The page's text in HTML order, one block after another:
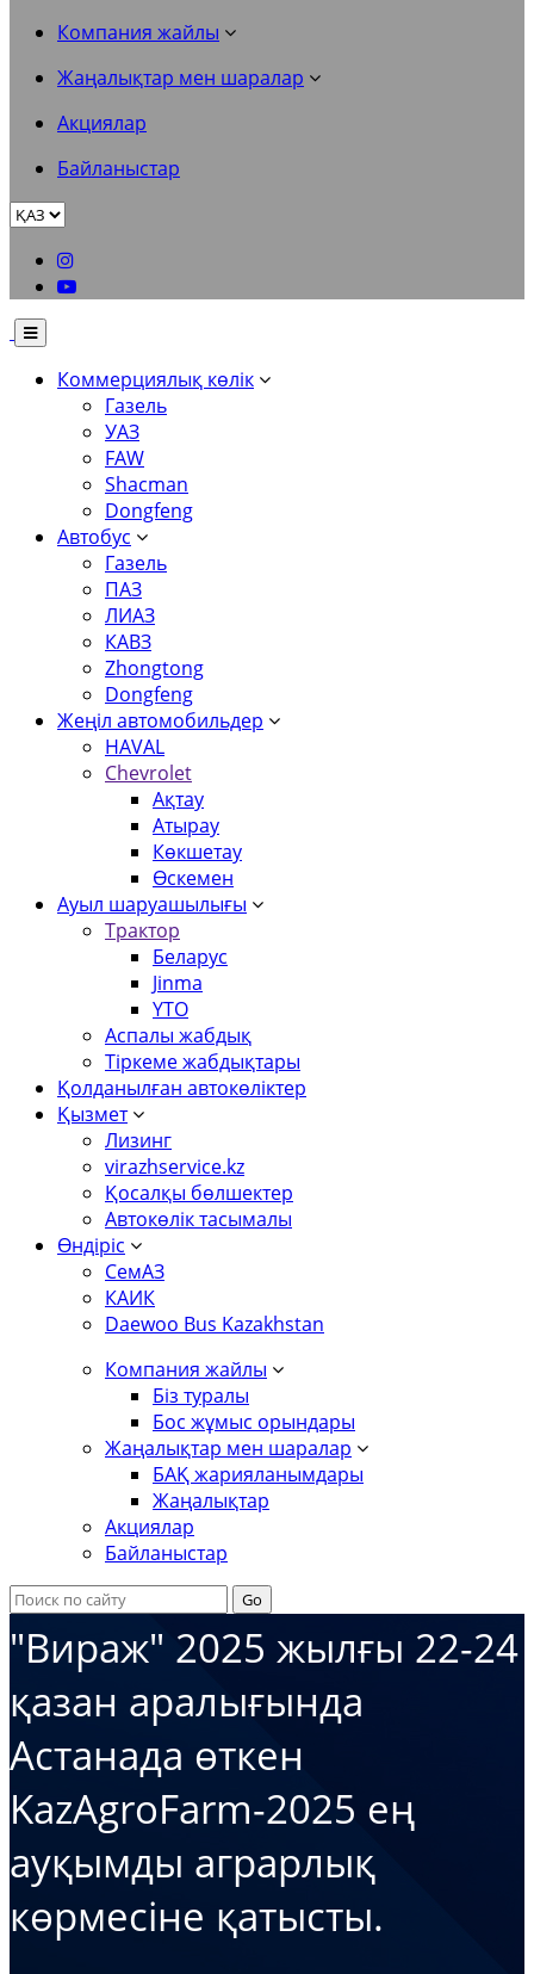
Компания жайлы
Жаңалықтар мен шаралар
Акциялар
Байланыстар
Коммерциялық көлік
Газель
УАЗ
FAW
Shacman
Dongfeng
Автобус
Газель
ПАЗ
ЛИАЗ
КАВЗ
Zhongtong
Dongfeng
Жеңіл автомобильдер
HAVAL
Chevrolet
Ақтау
Атырау
Көкшетау
Өскемен
Ауыл шаруашылығы
Трактор
Беларус
Jinma
YTO
Аспалы жабдық
Тіркеме жабдықтары
Қолданылған автокөліктер
Қызмет
Лизинг
virazhservice.kz
Қосалқы бөлшектер
Автокөлік тасымалы
Өндіріс
СемАЗ
КАИК
Daewoo Bus Kazakhstan
Компания жайлы
Біз туралы
Бос жұмыс орындары
Жаңалықтар мен шаралар
БАҚ жарияланымдары
Жаңалықтар
Акциялар
Байланыстар
Жаңалықтар
"Вираж" 2025 жылғы 22-24 қазан аралығында Астанада
өткен KazAgroFarm-2025 ең ауқымды аграрлық
көрмесіне қатысты.
"Вираж" 2025 жылғы 22-24
қазан аралығында
Астанада өткен
KazAgroFarm-2025 ең
ауқымды аграрлық
көрмесіне қатысты.